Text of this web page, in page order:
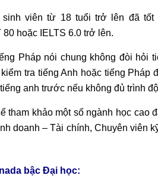
sinh viên từ 18 tuổi trở lên đã tốt
80 hoặc IELTS 6.0 trở lên.
Pháp nói chung không đòi hỏi
tra tiếng Anh hoặc tiếng Pháp
anh trước nếu không đủ trình
tham khảo một số ngành học
doanh – Tài chính, Chuyên viên
bậc Đại học: